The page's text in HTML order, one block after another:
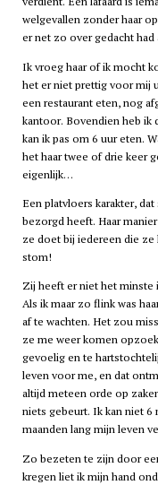
welgevallen zonder haar
er net zo over gedacht had
Ik vroeg haar of ik mocht
het er niet prettig voor mij
een restaurant eten, nog
kantoor. Bovendien heb ik
kan ik pas om 6 uur eten.
het haar twee of drie keer
eigenlijk…
Een platvloers karakter,
bezorgd heeft. Haar
ze doet bij iedereen die
stom!
Zij heeft er niet het minste
Als ik maar zo flink was
af te wachten. Het zou
ze me weer komen
gevoelig en te
leven voor me, en dat
altijd meteen orde op
niets gebeurt. Ik kan niet 6
maanden lang mijn leven
Zo bezeten te zijn door
kregen liet ik mijn hand